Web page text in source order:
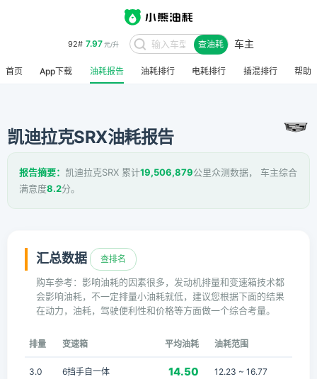
查油耗 车主
首页 App下载 油耗报告 油耗排行 电耗排行 插混排行 帮助
凯迪拉克SRX油耗报告
报告摘要： 凯迪拉克SRX 累计19,506,879公里众测数据， 车主综合
满意度8.2分。
汇总数据 查排名
购车参考：影响油耗的因素很多，发动机排量和变速箱技术都
会影响油耗，不一定排量小油耗就低，建议您根据下面的结果
在动力，油耗，驾驶便利性和价格等方面做一个综合考量。
排量 变速箱 平均油耗 油耗范围
3.0 6挡手自一体 14.50 12.23 ~ 16.77